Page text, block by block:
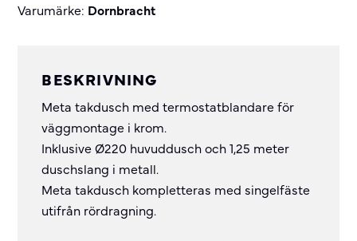
Varumärke: Dornbracht
BESKRIVNING
Meta takdusch med termostatblandare för
väggmontage i krom.
Inklusive Ø220 huvuddusch och 1,25 meter
duschslang i metall.
Meta takdusch kompletteras med singelfäste
utifrån rördragning.